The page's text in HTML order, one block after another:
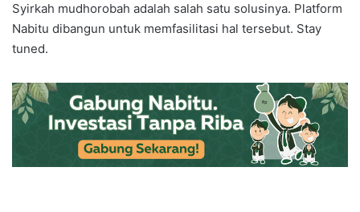
Syirkah mudhorobah adalah salah satu solusinya. Platform
Nabitu dibangun untuk memfasilitasi hal tersebut. Stay
tuned.